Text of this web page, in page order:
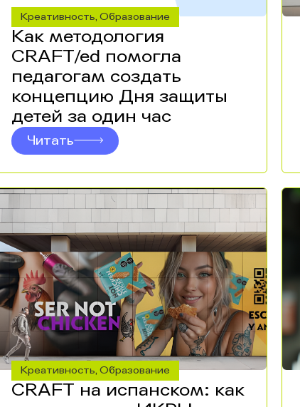
Креативность, Образование
Как методология
CRAFT/ed помогла
педагогам создать
концепцию Дня защиты
детей за один час
Читать
Креативность, Образование
CRAFT на испанском: как